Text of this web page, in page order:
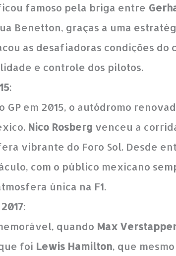
ficou famoso pela briga entre
Benetton, graças a uma
as desafiadoras condições do
e controle dos pilotos.
:
GP em 2015, o autódromo
Nico Rosberg venceu a
vibrante do Foro Sol. Desde
com o público mexicano
única na F1.
:
quando Max
foi Lewis Hamilton, que